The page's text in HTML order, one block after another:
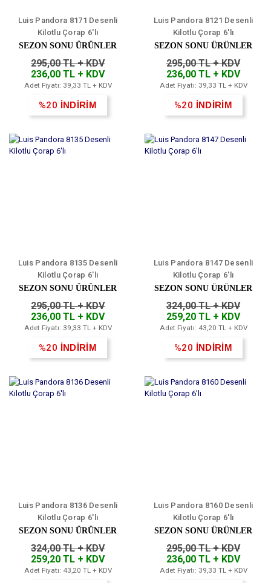
Luis Pandora 8171 Desenli
Kilotlu Çorap 6'lı
SEZON SONU ÜRÜNLER
295,00 TL + KDV
236,00 TL + KDV
Adet Fiyatı: 39,33 TL + KDV
%20 İNDİRİM
Luis Pandora 8121 Desenli
Kilotlu Çorap 6'lı
SEZON SONU ÜRÜNLER
295,00 TL + KDV
236,00 TL + KDV
Adet Fiyatı: 39,33 TL + KDV
%20 İNDİRİM
Luis Pandora 8135 Desenli
Kilotlu Çorap 6'lı
SEZON SONU ÜRÜNLER
295,00 TL + KDV
236,00 TL + KDV
Adet Fiyatı: 39,33 TL + KDV
%20 İNDİRİM
Luis Pandora 8147 Desenli
Kilotlu Çorap 6'lı
SEZON SONU ÜRÜNLER
324,00 TL + KDV
259,20 TL + KDV
Adet Fiyatı: 43,20 TL + KDV
%20 İNDİRİM
Luis Pandora 8136 Desenli
Kilotlu Çorap 6'lı
SEZON SONU ÜRÜNLER
324,00 TL + KDV
259,20 TL + KDV
Adet Fiyatı: 43,20 TL + KDV
Luis Pandora 8160 Desenli
Kilotlu Çorap 6'lı
SEZON SONU ÜRÜNLER
295,00 TL + KDV
236,00 TL + KDV
Adet Fiyatı: 39,33 TL + KDV